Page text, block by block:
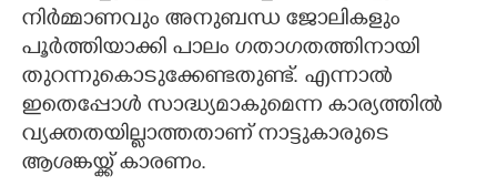
നിർമ്മാണവും അനുബന്ധ ജോലികളും
പൂർത്തിയാക്കി പാലം ഗതാഗതത്തിനായി
തുറന്നുകൊടുക്കേണ്ടതുണ്ട്. എന്നാൽ
ഇതെപ്പോൾ സാദ്ധ്യമാകുമെന്ന കാര്യത്തിൽ
വ്യക്തതയില്ലാത്തതാണ് നാട്ടുകാരുടെ
ആശങ്കയ്ക്ക് കാരണം.